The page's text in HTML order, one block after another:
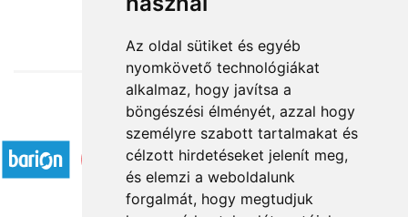
Az oldal sütiket és egyéb
nyomkövető technológiákat
alkalmaz, hogy javítsa a
böngészési élményét, azzal hogy
személyre szabott tartalmakat és
célzott hirdetéseket jelenít meg,
és elemzi a weboldalunk
forgalmát, hogy megtudjuk
Accepted payment methods